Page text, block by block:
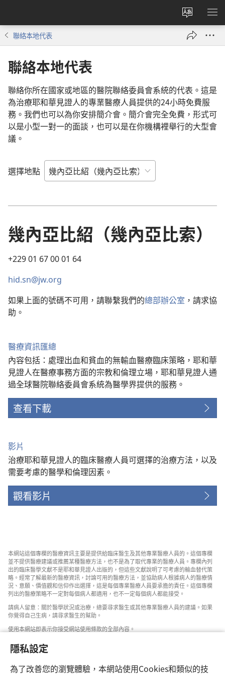
隱私設定
為了改善您的瀏覽體驗，本網站使用Cookies和類似的技
更
改
網
顯
聯絡本地代表
聯絡本地代表
聯絡你所在國家或地區的醫院聯絡委員會系統的代表。這是
為治療耶和華見證人的專業醫療人員提供的24小時免費服
務。我們也可以為你安排簡介會。簡介會完全免費，形式可
以是小型一對一的面談，也可以是在你機構裡舉行的大型會
議。
選擇地點
幾內亞比紹（幾內亞比索）
+229 01 67 00 01 64
hid.sn@jw.org
如果上面的號碼不可用，請聯繫我們的總部辦公室 ，請求協
助。
醫療資訊匯總
內容包括：處理出血和貧血的無輸血醫療臨床策略，耶和華
見證人在醫療事務方面的宗教和倫理立場，耶和華見證人通
過全球醫院聯絡委員會系統為醫學界提供的服務。
查看下載
影片
治療耶和華見證人的臨床醫療人員可選擇的治療方法，以及
需要考慮的醫學和倫理因素。
觀看影片
本網站這個專欄的醫療資訊主要是提供給臨床醫生及其他專業醫療人員的。這個專欄
並不提供醫療建議或推薦某種醫療方法，也不是為了取代專業的醫療人員。專欄內列
出的臨床醫學文獻不是耶和華見證人出版的，但這些文獻說明了可考慮的輸血替代策
略。經常了解最新的醫療資訊，討論可用的醫療方法，並協助病人根據病人的醫療情
況、意願、價值觀和信仰作出選擇，這是每個專業醫療人員要承擔的責任。這個專欄
列出的醫療策略不一定對每個病人都適用，也不一定每個病人都能接受。
請病人留意：關於醫學狀況或治療，總要尋求醫生或其他專業醫療人員的建議。如果
你覺得自己生病，請尋求醫生的幫助。
使用本網站即表示你接受網站使用條款的全部內容。